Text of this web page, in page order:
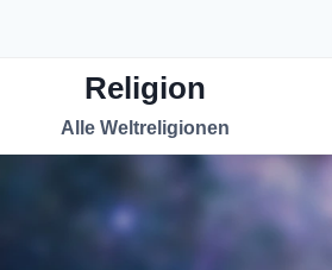
Religion
Alle Weltreligionen